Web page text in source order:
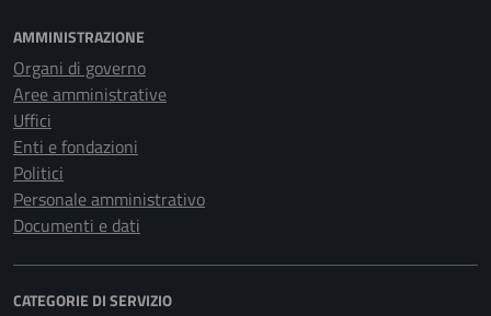
AMMINISTRAZIONE
Organi di governo
Aree amministrative
Uffici
Enti e fondazioni
Politici
Personale amministrativo
Documenti e dati
CATEGORIE DI SERVIZIO